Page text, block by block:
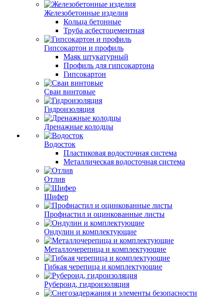
Железобетонные изделия
Кольца бетонные
Труба асбестоцементная
Гипсокартон и профиль
Маяк штукатурный
Профиль для гипсокартона
Гипсокартон
Сваи винтовые
Гидроизоляция
Дренажные колодцы
Водосток
Пластиковая водосточная система
Металлическая водосточная система
Отлив
Шифер
Профнастил и оцинкованные листы
Ондулин и комплектующие
Металлочерепица и комплектующие
Гибкая черепица и комплектующие
Рубероид, гидроизоляция